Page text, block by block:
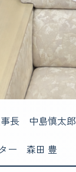
事長 中島慎太郎
ー 森田 豊